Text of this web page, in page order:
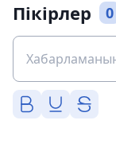
Пікірлер 0